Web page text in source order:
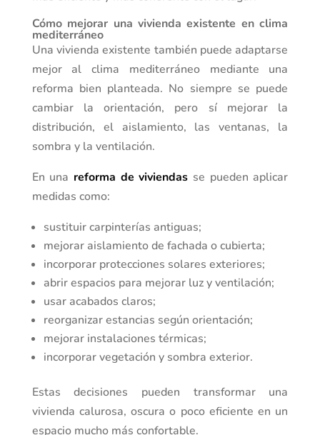
Cómo mejorar una vivienda existente en clima
mediterráneo
Una vivienda existente también puede adaptarse
mejor al clima mediterráneo mediante una
reforma bien planteada. No siempre se puede
cambiar la orientación, pero sí mejorar la
distribución, el aislamiento, las ventanas, la
sombra y la ventilación.
En una reforma de viviendas se pueden aplicar
medidas como:
sustituir carpinterías antiguas;
mejorar aislamiento de fachada o cubierta;
incorporar protecciones solares exteriores;
abrir espacios para mejorar luz y ventilación;
usar acabados claros;
reorganizar estancias según orientación;
mejorar instalaciones térmicas;
incorporar vegetación y sombra exterior.
Estas decisiones pueden transformar una
vivienda calurosa, oscura o poco eficiente en un
espacio mucho más confortable.